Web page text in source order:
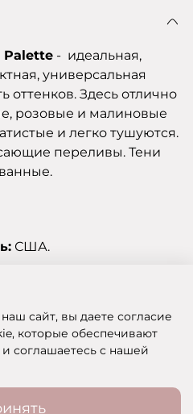
Palette - идеальная,
универсальная
оттенков. Здесь отлично
розовые и малиновые
и легко тушуются.
переливы. Тени
США.
ИНТЕРНЕТ-МАГАЗИН КОСМЕТИКИ
сайт, вы даете согласие
которые обеспечивают
соглашаетесь с нашей